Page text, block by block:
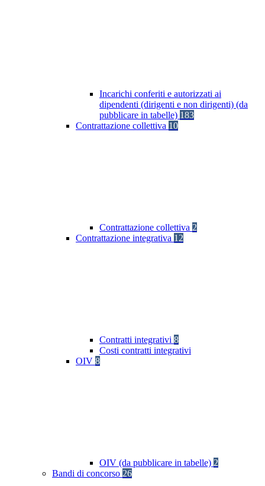
Incarichi conferiti e autorizzati ai
dipendenti (dirigenti e non dirigenti) (da
pubblicare in tabelle) 183
Contrattazione collettiva 10
Contrattazione collettiva 2
Contrattazione integrativa 12
Contratti integrativi 8
Costi contratti integrativi
OIV 8
OIV (da pubblicare in tabelle) 2
Bandi di concorso 26